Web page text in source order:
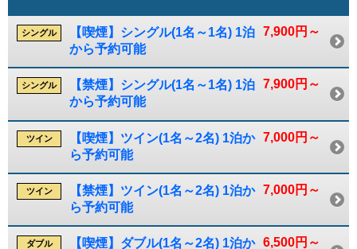
7,900円～
シングル
【喫煙】シングル(1名～1名) 1泊
から予約可能
7,900円～
シングル
【禁煙】シングル(1名～1名) 1泊
から予約可能
7,000円～
ツイン
【喫煙】ツイン(1名～2名) 1泊か
ら予約可能
7,000円～
ツイン
【禁煙】ツイン(1名～2名) 1泊か
ら予約可能
6,500円～
ダブル 【喫煙】ダブル(1名～2名) 1泊か